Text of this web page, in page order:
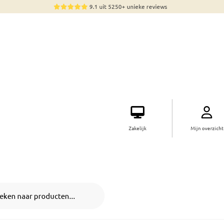
9.1 uit 5250+ unieke reviews
Zakelijk Mijn overzicht